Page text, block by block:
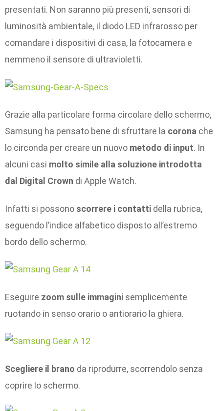
presentati. Non saranno più presenti, sensori di
luminosità ambientale, il diodo LED infrarosso per
comandare i dispositivi di casa, la fotocamera e
nemmeno il sensore di ultravioletti.
Grazie alla particolare forma circolare dello schermo,
Samsung ha pensato bene di sfruttare la corona che
lo circonda per creare un nuovo metodo di input. In
alcuni casi molto simile alla soluzione introdotta
dal Digital Crown di Apple Watch.
Infatti si possono scorrere i contatti della rubrica,
seguendo l’indice alfabetico disposto all’estremo
bordo dello schermo.
Eseguire zoom sulle immagini semplicemente
ruotando in senso orario o antiorario la ghiera.
Scegliere il brano da riprodurre, scorrendolo senza
coprire lo schermo.